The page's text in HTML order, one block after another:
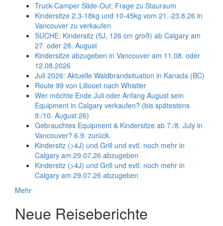
Truck-Camper Slide-Out: Frage zu Stauraum
Kindersitze 2,3-18kg und 10-45kg vom 21.-23.8.26 in
Vancouver zu verkaufen
SUCHE: Kindersitz (5J, 126 cm groß) ab Calgary am
27. oder 28. August
Kindersitze abzugeben in Vancouver am 11.08. oder
12.08.2026
Juli 2026: Aktuelle Waldbrandsituation in Kanada (BC)
Route 99 von Lillooet nach Whistler
Wer möchte Ende Juli oder Anfang August sein
Equipment in Calgary verkaufen? (bis spätestens
9./10. August 26)
Gebrauchtes Equipment & Kindersitze ab 7./8. July in
Vancouver? 6.9. zurück.
Kindersitz (>4J) und Grill und evtl. noch mehr in
Calgary am 29.07.26 abzugeben
Kindersitz (>4J) und Grill und evtl. noch mehr in
Calgary am 29.07.26 abzugeben
Mehr
Neue Reiseberichte